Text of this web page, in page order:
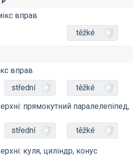
вправ
těžké
вправ
střední
těžké
прямокутний паралелепіпед,
střední
těžké
куля, циліндр, конус